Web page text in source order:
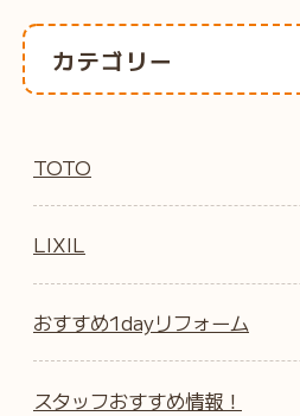
カテゴリー
TOTO
LIXIL
おすすめ1dayリフォーム
スタッフおすすめ情報！